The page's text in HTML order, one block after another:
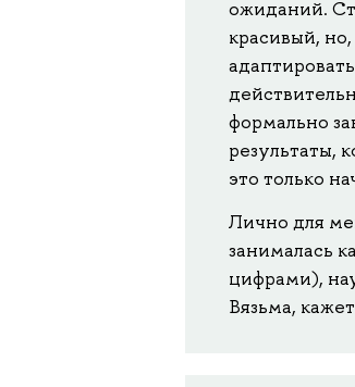
ожиданий.
красивый,
формально
результаты,
это только
Лично для
занималась
цифрами),
Вязьма,